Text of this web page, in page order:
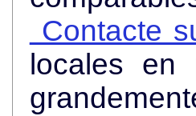
Contacte
locales en